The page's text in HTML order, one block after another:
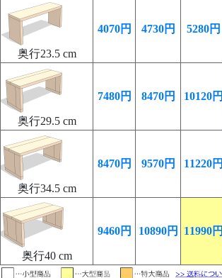
奥行23.5 cm
4070円 4730円 5280円
奥行29.5 cm
7480円 8470円 10120円
奥行34.5 cm
8470円 9570円 11220円
奥行40 cm
9460円 10890円 11990円